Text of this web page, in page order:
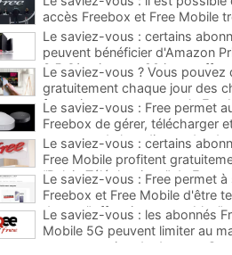
accès Freebox et Free Mobile
Le saviez-vous : certains
peuvent bénéficier d'Amazon
3,5 €/mois avec 90 jours
Le saviez-vous ? Vous pouvez
gratuitement chaque jour des
françaises payantes sur la
Le saviez-vous : Free permet
Freebox de gérer, télécharger
contenus de leur disque dur
Le saviez-vous : certains
Free Mobile profitent
“Relais Téléphonique” de Free
Le saviez-vous : Free permet à
Freebox et Free Mobile d'être
de ses "offres immanquables"
Le saviez-vous : les abonnés
Mobile 5G peuvent limiter au
consommation de data sur Oqee